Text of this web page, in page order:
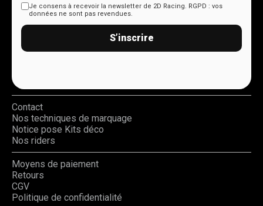
Je consens à recevoir la newsletter de 2D Racing. RGPD : vos
données ne sont pas revendues.
S’inscrire
Contact
Nos techniques de marquage
Notice pose Kits déco
Nos riders
Moyens de paiement
Retours
CGV
Politique de confidentialité